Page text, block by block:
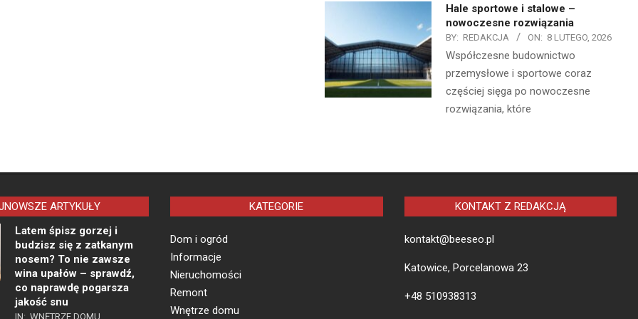
Hale sportowe i stalowe –
nowoczesne rozwiązania
BY: REDAKCJA ON: 8 LUTEGO, 2026
Współczesne budownictwo
przemysłowe i sportowe coraz
częściej sięga po nowoczesne
rozwiązania, które
ARTYKUŁY
Latem śpisz gorzej i
budzisz się z zatkanym
nosem? To nie zawsze
wina upałów – sprawdź,
co naprawdę pogarsza
jakość snu
IN: WNĘTRZE DOMU
KATEGORIE
Dom i ogród
Informacje
Nieruchomości
Remont
Wnętrze domu
KONTAKT Z REDAKCJĄ
kontakt@beeseo.pl
Katowice, Porcelanowa 23
+48 510938313